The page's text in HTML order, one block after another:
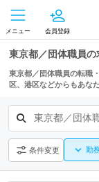
メニュー 会員登録
東京都／団体職員
東京都／団体職員の転職
区、港区などからもあな
東京都／団体
条件変更 勤